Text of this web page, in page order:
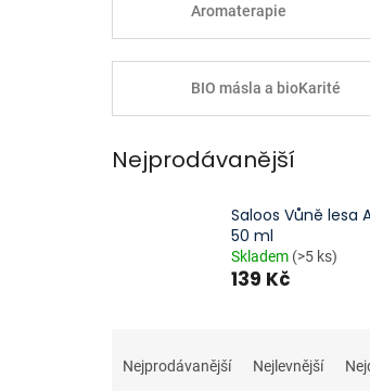
Aromaterapie
BIO másla a bioKarité
Nejprodávanější
Saloos Vůně lesa
50 ml
Skladem (>5 ks)
139 Kč
aNejprodávanější Nejlevnější